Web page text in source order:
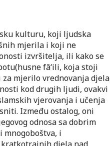
kulturu, koji ljudska
mjerila i koji ne
izvršitelja, ili kako se
fā‘ili, koja stoji
mjerilo vrednovanja djela
kod drugih ljudi, ovakvi
vjerovanja i učenja
Između ostalog, oni
odnosa sa dobrim
mnogoboštva, i